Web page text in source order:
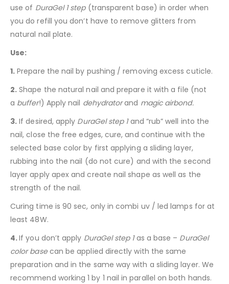
use of DuraGel 1 step(transparent base) in order when
you do refill you don’t have to remove glitters from
natural nail plate.
Use:
1. Prepare the nail by pushing / removing excess cuticle.
2. Shape the natural nail and prepare it with a file (not
a buffer!) Apply nail dehydratorand magic airbond.
3. If desired, apply DuraGel step 1and “rub” well into the
nail, close the free edges, cure, and continue with the
selected base color by first applying a sliding layer,
rubbing into the nail (do not cure) and with the second
layer apply apex and create nail shape as well as the
strength of the nail.
Curing time is 90 sec, only in combi uv / led lamps for at
least 48W.
4.If you don’t apply DuraGel step 1as a base – DuraGel
color basecan be applied directly with the same
preparation and in the same way with a sliding layer. We
recommend working 1 by 1 nail in parallel on both hands.